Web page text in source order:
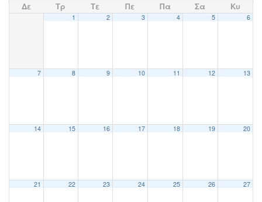
Δε Τρ Τε Πε Πα Σα Κυ
1 2 3 4 5 6
7 8 9 10 11 12 13
14 15 16 17 18 19 20
21 22 23 24 25 26 27